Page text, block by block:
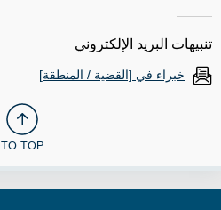
تنبيهات البريد الإلكتروني
خبراء في [القضية / المنطقة]
TO TOP